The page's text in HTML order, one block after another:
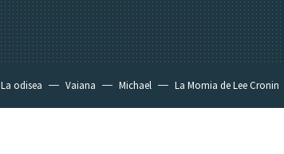
La odisea Vaiana Michael La Momia de Lee Cronin